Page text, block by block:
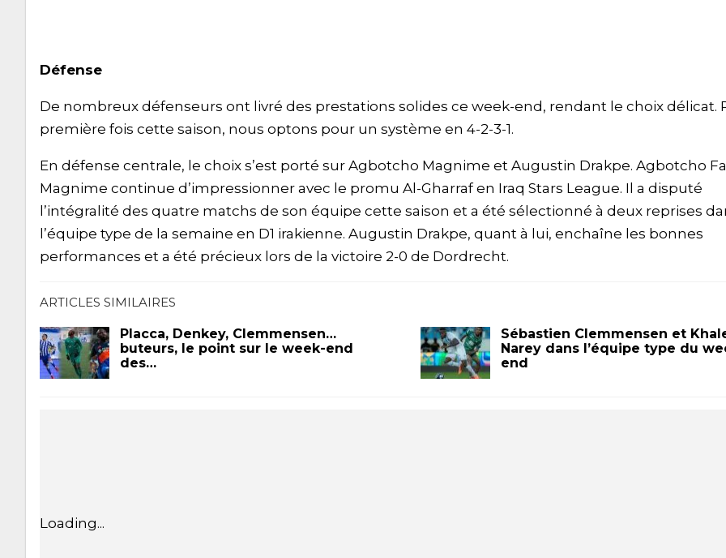
Défense
De nombreux défenseurs ont livré des prestations solides ce week-end, rendant le choix délicat.
première fois cette saison, nous optons pour un système en 4-2-3-1.
En défense centrale, le choix s’est porté sur Agbotcho Magnime et Augustin Drakpe. Agbotcho
Magnime continue d’impressionner avec le promu Al-Gharraf en Iraq Stars League. Il a disputé
l’intégralité des quatre matchs de son équipe cette saison et a été sélectionné à deux reprises
l’équipe type de la semaine en D1 irakienne. Augustin Drakpe, quant à lui, enchaîne les bonnes
performances et a été précieux lors de la victoire 2-0 de Dordrecht.
ARTICLES SIMILAIRES
Placca, Denkey, Clemmensen…
buteurs, le point sur le week-end
des…
Sébastien Clemmensen et
Narey dans l’équipe type du
end
Loading...